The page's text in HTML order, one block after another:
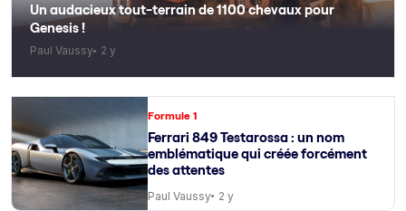
Un audacieux tout-terrain de 1100 chevaux pour
Genesis !
Paul Vaussy 2 y
Formule 1
Ferrari 849 Testarossa : un nom
emblématique qui créée forcément
des attentes
Paul Vaussy 2 y